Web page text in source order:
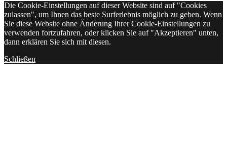
Die Cookie-Einstellungen auf dieser Website sind auf "Cookies
zulassen", um Ihnen das beste Surferlebnis möglich zu geben. Wenn
Sie diese Website ohne Änderung Ihrer Cookie-Einstellungen zu
verwenden fortzufahren, oder klicken Sie auf "Akzeptieren" unten,
dann erklären Sie sich mit diesen.
Schließen